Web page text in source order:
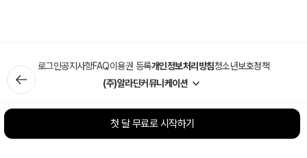
로그인공지사항FAQ이용권 등록개인정보처리방침청소년보호정책
(주)알라딘커뮤니케이션
첫 달 무료로 시작하기